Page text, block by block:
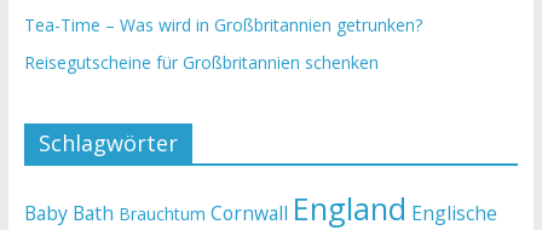
Tea-Time – Was wird in Großbritannien getrunken?
Reisegutscheine für Großbritannien schenken
Schlagwörter
Baby Bath Brauchtum Cornwall England Englische